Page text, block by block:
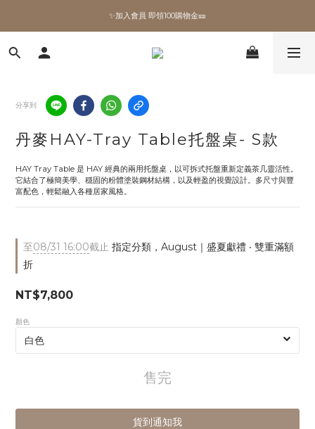
✨加入會員 即領100購物金🎫
✨加入會員 即領100購物金🎫
全館滿額現折🔥
✨加入會員 即領100購物金🎫
分享到
丹麥HAY-Tray Table托盤桌- S款
HAY Tray Table 是 HAY 經典的兩用托盤桌，以可拆式托盤重新定義茶几靈活性。
它結合了極簡美學、穩固的粉體塗裝鋼材結構，以及輕盈的視覺設計。多尺寸與豐
富配色，輕鬆融入各種居家風格。
至08/31 16:00截止 指定分類，August｜盛夏獻禮 ‧ 雙重滿額
折
NT$7,800
顏色
售完
貨到通知我